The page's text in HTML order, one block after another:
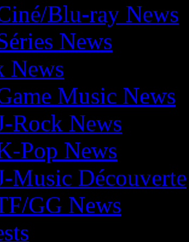
Blu-ray News
News
News
Music News
Rock News
Pop News
Music Découverte
GG News